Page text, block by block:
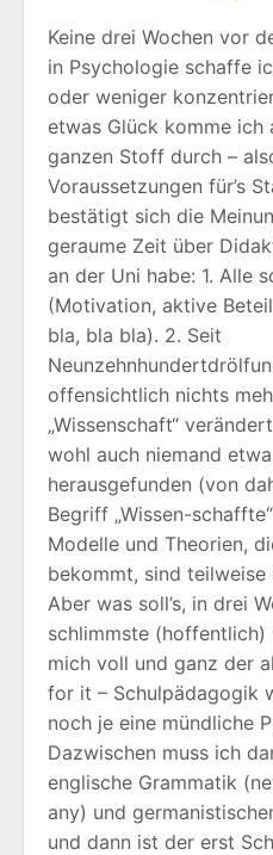
Keine drei Wochen vor
in Psychologie schaffe
oder weniger
etwas Glück komme ich
ganzen Stoff durch –
Voraussetzungen für’s
bestätigt sich die
geraume Zeit über
an der Uni habe: 1. Alle
(Motivation, aktive
bla, bla bla). 2. Seit
offensichtlich nichts
„Wissenschaft“
wohl auch niemand
herausgefunden (von
Begriff „Wissen-
Modelle und Theorien,
bekommt, sind
Aber was soll’s, in drei
schlimmste (hoffentlich)
mich voll und ganz der
for it – Schulpädagogik
noch je eine mündliche
Dazwischen muss ich
englische Grammatik
any) und
und dann ist der erst